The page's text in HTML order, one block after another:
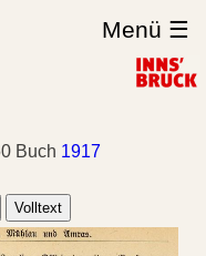
Menü ☰
Buch 1917
Volltext